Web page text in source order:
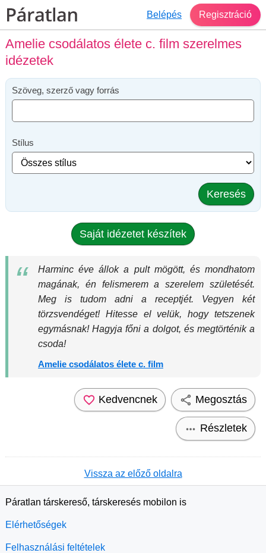
Belépés Regisztráció
Amelie csodálatos élete c. film szerelmes
idézetek
Szöveg, szerző vagy forrás
Stílus
Keresés
Saját idézetet készítek
Harminc éve állok a pult mögött, és mondhatom
magának, én felismerem a szerelem születését.
Meg is tudom adni a receptjét. Vegyen két
törzsvendéget! Hitesse el velük, hogy tetszenek
egymásnak! Hagyja főni a dolgot, és megtörténik a
csoda!
Amelie csodálatos élete c. film
Kedvencnek Megosztás
Részletek
Vissza az előző oldalra
Páratlan társkereső, társkeresés mobilon is
Elérhetőségek
Felhasználási feltételek